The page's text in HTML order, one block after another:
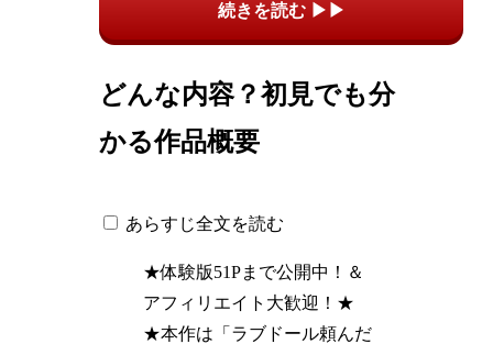
続きを読む ▶▶
どんな内容？初見でも分
かる作品概要
あらすじ全文を読む
★体験版51Pまで公開中！＆
アフィリエイト大歓迎！★
★本作は「ラブドール頼んだ